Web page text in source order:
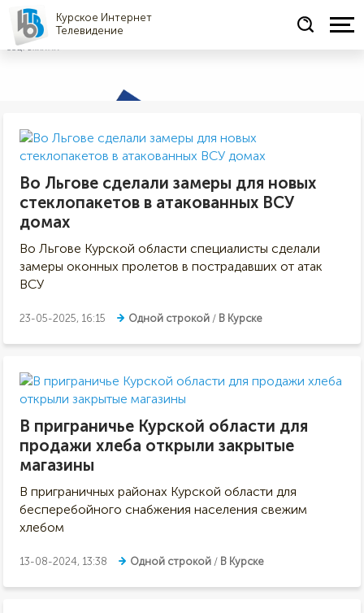
Курское Интернет
Телевидение
СОЦРЕКЛАМА
Во Льгове сделали замеры для новых
стеклопакетов в атакованных ВСУ
домах
Во Льгове Курской области специалисты сделали
замеры оконных пролетов в пострадавших от атак
ВСУ
23-05-2025, 16:15 Одной строкой / В Курске
В приграничье Курской области для
продажи хлеба открыли закрытые
магазины
В приграничных районах Курской области для
бесперебойного снабжения населения свежим
хлебом
13-08-2024, 13:38 Одной строкой / В Курске